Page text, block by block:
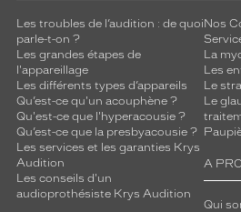
Les troubles de l’audition : de quoi
parle-t-on ?
Les grandes étapes de
l'appareillage
Les différents types d’appareils
Qu’est-ce qu'un acouphène ?
Qu'est-ce que l'hyperacousie ?
Qu’est-ce que la presbyacousie ?
Les services et les garanties Krys
Audition
Les conseils d'un
audioprothésiste Krys Audition
Nos
La
Les
Le
Le
A
Qui